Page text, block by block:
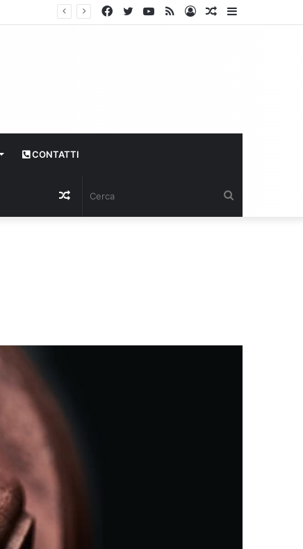
Articolo
Log
RSS
YouTube
Twitter
Facebook
CONTATTI
Articolo